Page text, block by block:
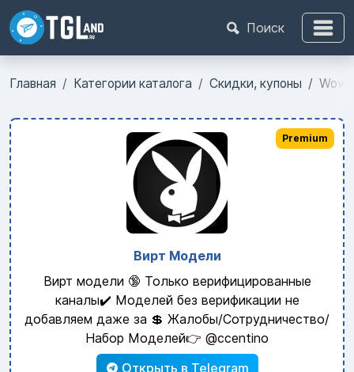
Поиск
Главная Категории каталога Скидки, купоны Wow
Вирт Модели
Вирт модели 🔞 Только верифицированные
каналы✔️ Моделей без верификации не
добавляем даже за 💲 Жалобы/Сотрудничество/
Набор Моделей👉 @ccentino
Открыть в Telegram
Premium